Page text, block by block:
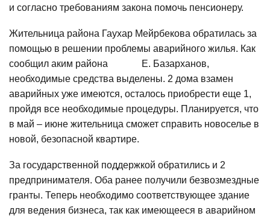
и согласно требованиям закона помочь пенсионеру.
Жительница района Гаухар Мейрбекова обратилась за
помощью в решении проблемы аварийного жилья. Как
сообщил аким района Е. Базарханов,
необходимые средства выделены. 2 дома взамен
аварийных уже имеются, осталось приобрести еще 1,
пройдя все необходимые процедуры. Планируется, что
в май – июне жительница сможет справить новоселье в
новой, безопасной квартире.
За государственной поддержкой обратились и 2
предпринимателя. Оба ранее получили безвозмездные
гранты. Теперь необходимо соответствующее здание
для ведения бизнеса, так как имеющееся в аварийном